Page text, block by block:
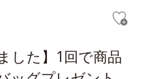
した】1回で商品